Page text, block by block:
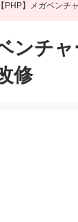
【PHP】メガベンチ
ンチ
修